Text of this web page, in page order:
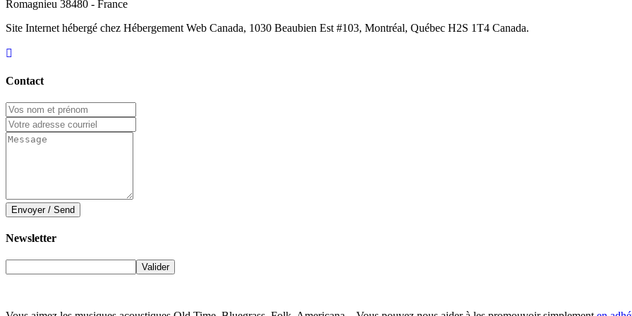
Romagnieu 38480 - France
Site Internet hébergé chez Hébergement Web Canada, 1030 Beaubien Est #103, Montréal, Québec H2S 1T4 Canada.
Contact
Envoyer / Send
Newsletter